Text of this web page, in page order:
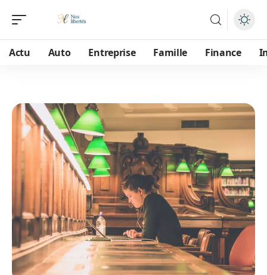
Actu Auto Entreprise Famille Finance